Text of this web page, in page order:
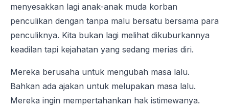
menyesakkan lagi anak-anak muda korban
penculikan dengan tanpa malu bersatu bersama para
penculiknya. Kita bukan lagi melihat dikuburkannya
keadilan tapi kejahatan yang sedang merias diri.
Mereka berusaha untuk mengubah masa lalu.
Bahkan ada ajakan untuk melupakan masa lalu.
Mereka ingin mempertahankan hak istimewanya.